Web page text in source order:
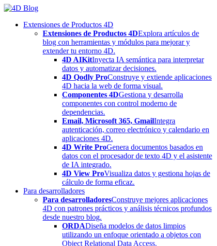
Skip
contentExtensiones de Productos 4D
Extensiones de Productos 4DExplora artículos de
blog con herramientas y módulos para mejorar y
extender tu entorno 4D.
4D AIKitInyecta IA semántica para interpretar
datos y automatizar decisiones.
4D Qodly ProConstruye y extiende aplicaciones
4D hacia la web de forma visual.
Componentes 4DGestiona y desarrolla
componentes con control moderno de
dependencias.
Email, Microsoft 365, GmailIntegra
autenticación, correo electrónico y calendario en
aplicaciones 4D.
4D Write ProGenera documentos basados en
datos con el procesador de texto 4D y el asistente
de IA integrado.
4D View ProVisualiza datos y gestiona hojas de
cálculo de forma eficaz.
Para desarrolladores
Para desarrolladoresConstruye mejores aplicaciones
4D con patrones prácticos y análisis técnicos profundos
desde nuestro blog.
ORDADiseña modelos de datos limpios
utilizando un enfoque orientado a objetos con
Object Relational Data Access.